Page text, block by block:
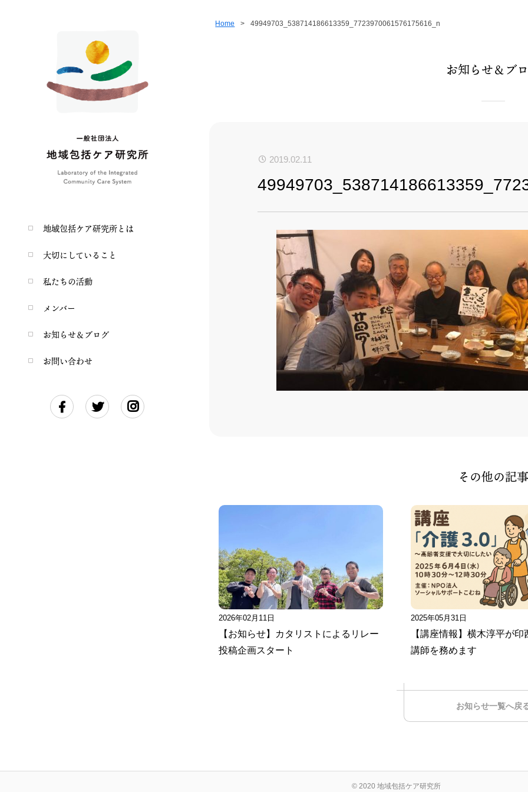
地域包括ケア研究所とは
大切にしていること
私たちの活動
メンバー
お知らせ＆ブログ
お問い合わせ
Home > 49949703_538714186613359_7723970061576175616_n
お知らせ＆ブ
2019.02.11
その他の記事
2026年02月11日
【お知らせ】カタリストによるリレー
投稿企画スタート
2025年05月31日
【講座情報】横木淳平が印
講師を務めます
お知らせ一覧へ戻
© 2020 地域包括ケア研究所